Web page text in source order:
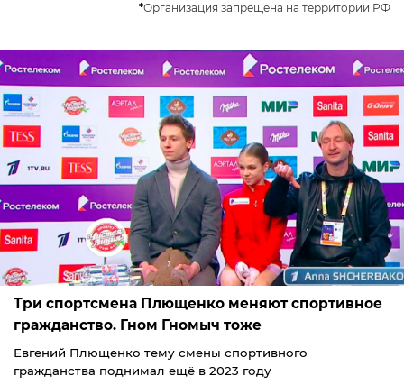
*Организация запрещена на территории РФ
Три спортсмена Плющенко меняют спортивное
гражданство. Гном Гномыч тоже
Евгений Плющенко тему смены спортивного
гражданства поднимал ещё в 2023 году